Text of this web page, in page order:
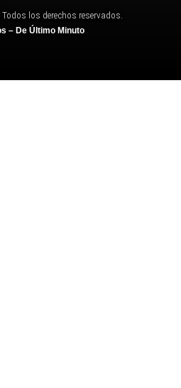
los derechos reservados.
– De Último Minuto